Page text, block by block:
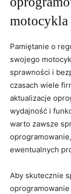
⁣motocykla
Pamiętanie o
swojego
sprawności i
czasach wiele
aktualizacje
wydajność i
warto ⁢zawsze
ewentualnych
Aby skutecznie